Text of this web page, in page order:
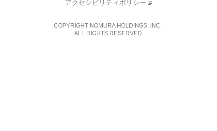
アクセシビリティポリシー
COPYRIGHT NOMURA HOLDINGS, INC.
ALL RIGHTS RESERVED.